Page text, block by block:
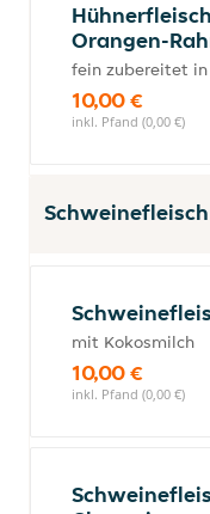
Orangen-
fein zubereitet
10,00 €
inkl. Pfand (0,00 €)
Schweinefleisch
mit Kokosmilch
10,00 €
inkl. Pfand (0,00 €)